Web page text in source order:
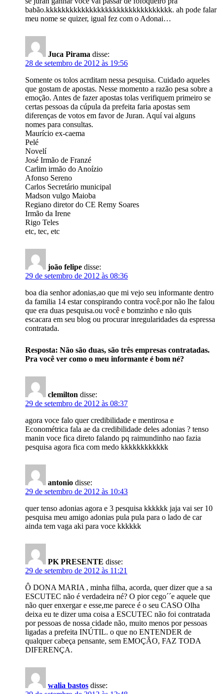
babão.kkkkkkkkkkkkkkkkkkkkkkkkkkkkkkkk. ah pode falar
meu nome se quizer, igual fez com o Adonai…
Juca Pirama disse:
28 de setembro de 2012 às 19:56
Somente os tolos acrditam nessa pesquisa. Cuidado aqueles
que gostam de apostas. Nesse momento a razão pesa sobre a
emoção. Antes de fazer apostas tolas verifiquem primeiro se
certas pessoas da cúpula da prefeita faria apostas sem
diferenças de votos em favor de Juran. Aquí vai alguns
nomes para consultas.
Maurício ex-caema
Pelé
Novelí
José Irmão de Franzé
Carlim irmão do Anoízio
Afonso Sereno
Carlos Secretário municipal
Madson vulgo Maioba
Regiano diretor do CE Remy Soares
Irmão da Irene
Rigo Teles
etc, tec, etc
joão felipe disse:
29 de setembro de 2012 às 08:36
boa dia senhor adonias,ao que mi vejo seu informante dentro
da familia 14 estar conspirando contra você.por não lhe falou
que era duas pesquisa.ou você e bomzinho e não quis
escacara em seu blog ou procurar inregularidades da espressa
contratada.
Resposta: Não são duas, são três empresas contratadas.
Pra você ver como o meu informante é bom né?
clemilton disse:
29 de setembro de 2012 às 08:37
agora voce falo quer credibilidade e mentirosa e
Econométrica fala ae da credibilidade deles adonias ? tenso
manin voce fica direto falando pq raimundinho nao fazia
pesquisa agora fica com medo kkkkkkkkkkkk
antonio disse:
29 de setembro de 2012 às 10:43
quer tenso adonias agora e 3 pesquisa kkkkkk jaja vai ser 10
pesquisa meu amigo adonias pula pula para o lado de car
ainda tem vaga aki para voce kkkkkk
PK PRESENTE disse:
29 de setembro de 2012 às 11:21
Ô DONA MARIA , minha filha, acorda, quer dizer que a sa
ESCUTEC não é verdadeira né? O pior cego´´e aquele que
não quer enxergar e esse,me parece é o seu CASO Olha
deixa eu te dizer uma coisa a ESCUTEC não foi contratada
por pessoas de nossa cidade não, muito menos por pessoas
ligadas a prefeita INÚTIL. o que no ENTENDER de
qualquer cabeça pensante, sem EMOÇÃO, FAZ TODA
DIFERENÇA.
walia bastos disse: